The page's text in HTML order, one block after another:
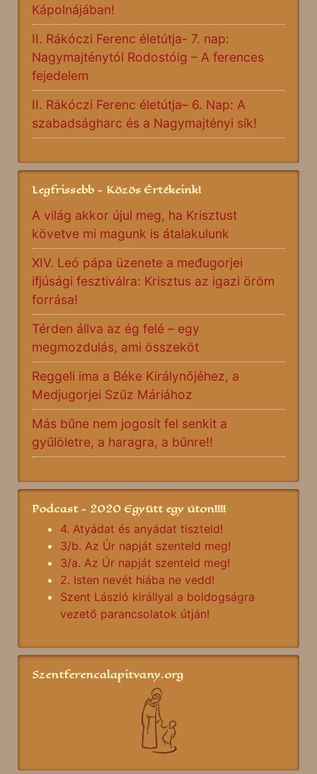
Kápolnájában!
II. Rákóczi Ferenc életútja- 7. nap:
Nagymajténytól Rodostóig – A ferences
fejedelem
II. Rákóczi Ferenc életútja– 6. Nap: A
szabadságharc és a Nagymajtényi sík!
Legfrissebb - Közös Értékeink!
A világ akkor újul meg, ha Krisztust
követve mi magunk is átalakulunk
XIV. Leó pápa üzenete a međugorjei
ifjúsági fesztiválra: Krisztus az igazi öröm
forrása!
Térden állva az ég felé – egy
megmozdulás, ami összeköt
Reggeli ima a Béke Királynőjéhez, a
Medjugorjei Szűz Máriához
Más bűne nem jogosít fel senkit a
gyűlöletre, a haragra, a bűnre!!
Podcast - 2020 Együtt egy úton!!!!
4. Atyádat és anyádat tiszteld!
3/b. Az Úr napját szenteld meg!
3/a. Az Úr napját szenteld meg!
2. Isten nevét hiába ne vedd!
Szent László királlyal a boldogságra
vezető parancsolatok útján!
Szentferencalapitvany.org